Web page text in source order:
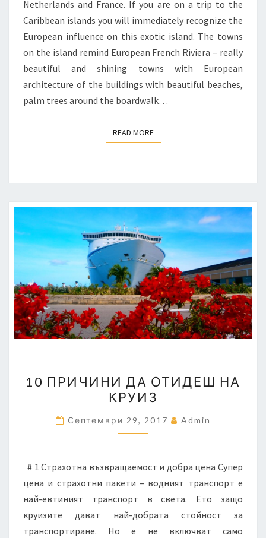
Netherlands and France. If you are on a trip to the
Caribbean islands you will immediately recognize the
European influence on this exotic island. The towns
on the island remind European French Riviera – really
beautiful and shining towns with European
architecture of the buildings with beautiful beaches,
palm trees around the boardwalk…
READ MOREREAD MORE
ПРИЧИНИ
ДА
ОТИДЕШ
НА
10 ПРИЧИНИ ДА ОТИДЕШ НА
КРУИЗ
Септември 29, 2017 Admin
# 1 Страхотна възвращаемост и добра цена Супер
цена и страхотни пакети – водният транспорт е
най-евтиният транспорт в света. Ето защо
круизите дават най-добрата стойност за
транспортиране. Но е не включват само